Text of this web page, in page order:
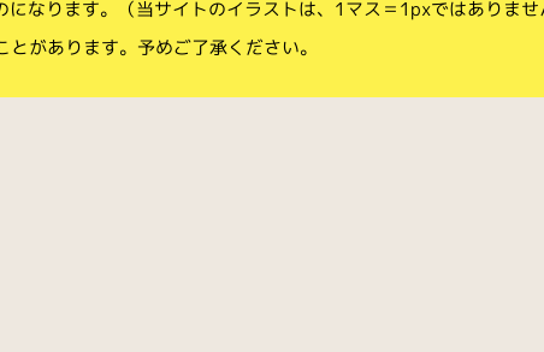
なります。（当サイトのイラストは、1マス＝1pxではありませ
があります。予めご了承ください。